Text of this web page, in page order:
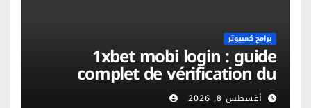
برامج كمبيوتر
1xbet mobi login : guide
complet de vérification du
compte et sécurité mobile
أغسطس 8, 2026